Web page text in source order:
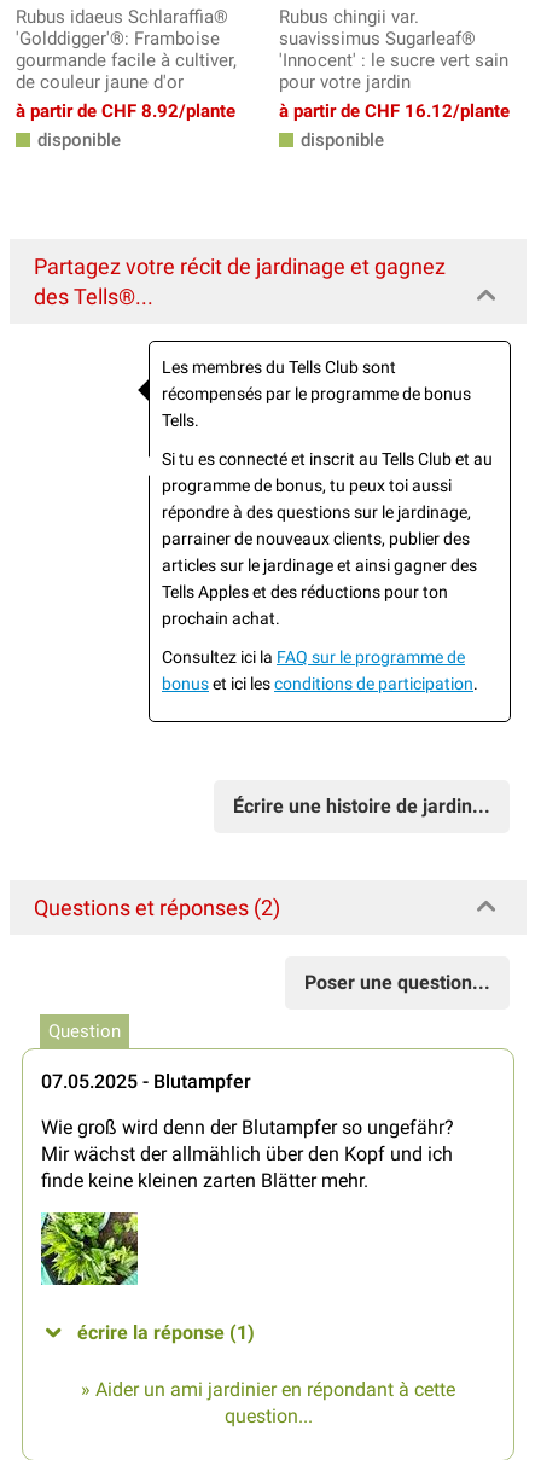
Rubus idaeus Schlaraffia®
'Golddigger'®: Framboise
gourmande facile à cultiver,
de couleur jaune d'or
à partir de CHF 8.92/plante
disponible
Rubus chingii var.
suavissimus Sugarleaf®
'Innocent' : le sucre vert sain
pour votre jardin
à partir de CHF 16.12/plante
disponible
Partagez votre récit de jardinage et gagnez
des Tells®...
Les membres du Tells Club sont
récompensés par le programme de bonus
Tells.
Si tu es connecté et inscrit au Tells Club et au
programme de bonus, tu peux toi aussi
répondre à des questions sur le jardinage,
parrainer de nouveaux clients, publier des
articles sur le jardinage et ainsi gagner des
Tells Apples et des réductions pour ton
prochain achat.
Consultez ici la FAQ sur le programme de
bonuset ici lesconditions de participation.
Écrire une histoire de jardin...
Questions et réponses (2)
Poser une question...
Question
07.05.2025 - Blutampfer
Wie groß wird denn der Blutampfer so ungefähr?
Mir wächst der allmählich über den Kopf und ich
finde keine kleinen zarten Blätter mehr.
écrire la réponse (1)
» Aider un ami jardinier en répondant à cette
question...